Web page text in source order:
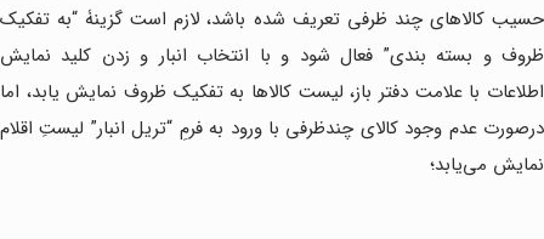
حسیب کالاهای چند ظرفی تعریف شده باشد، لازم است گزینۀ “به تفکیک
ظروف و بسته بندی” فعال شود و با انتخاب انبار و زدن کلید نمایش
اطلاعات با علامت دفتر باز، لیست کالاها به تفکیک ظروف نمایش یابد، اما
درصورت عدم وجود کالای چندظرفی با ورود به فرمِ “تریل انبار” لیستِ اقلام
نمایش می‌یابد؛